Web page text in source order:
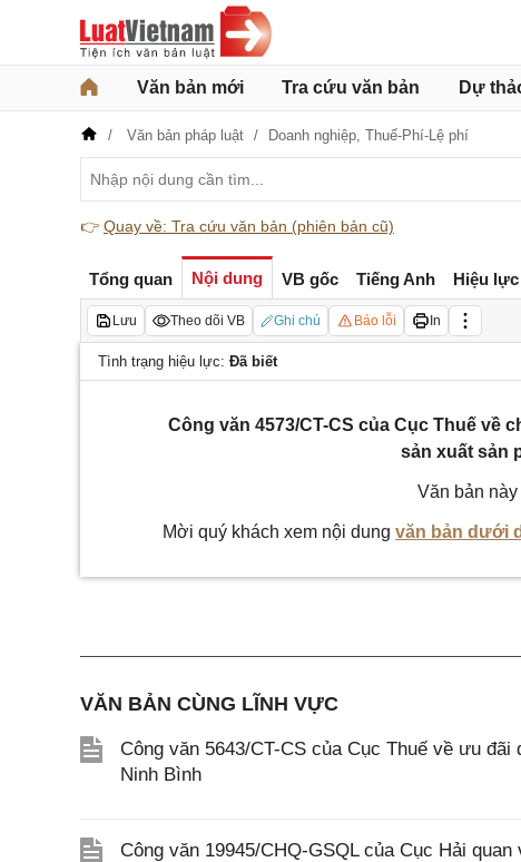
Văn bản mới Tra cứu văn bản Dự
Văn bản pháp luật Doanh nghiệp, Thuế-Phí-Lệ phí
👉 Quay về: Tra cứu văn bản (phiên bản cũ)
Tổng quan Nội dung VB gốc Tiếng Anh Hiệu lực
Lưu Theo dõi VB Ghi chú Báo lỗi In
Tình trạng hiệu lực: Đã biết
Công văn 4573/CT-CS của Cục Thuế về
sản xuất sản
Văn bản
Mời quý khách xem nội dung văn bản dưới
VĂN BẢN CÙNG LĨNH VỰC
Công văn 5643/CT-CS của Cục Thuế về ưu
Ninh Bình
Công văn 19945/CHQ-GSQL của Cục Hải